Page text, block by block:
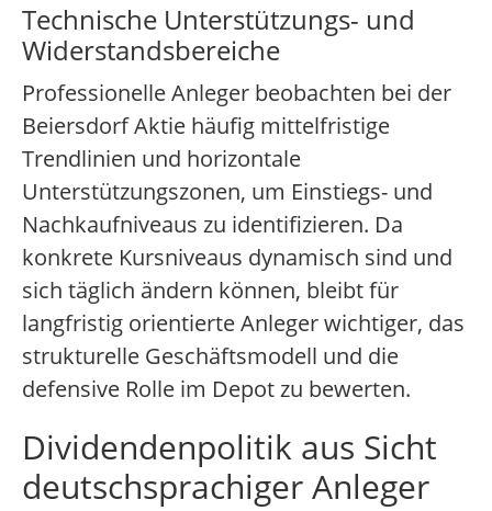
Technische Unterstützungs- und
Widerstandsbereiche
Professionelle Anleger beobachten bei der
Beiersdorf Aktie häufig mittelfristige
Trendlinien und horizontale
Unterstützungszonen, um Einstiegs- und
Nachkaufniveaus zu identifizieren. Da
konkrete Kursniveaus dynamisch sind und
sich täglich ändern können, bleibt für
langfristig orientierte Anleger wichtiger, das
strukturelle Geschäftsmodell und die
defensive Rolle im Depot zu bewerten.
Dividendenpolitik aus Sicht
deutschsprachiger Anleger